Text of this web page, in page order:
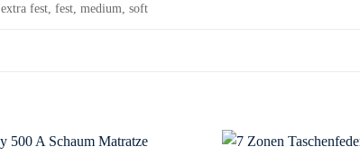
extra fest, fest, medium, soft